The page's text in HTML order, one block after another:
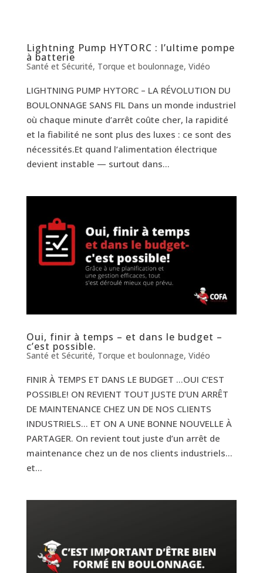
Lightning Pump HYTORC : l’ultime pompe
à batterie
Santé et Sécurité, Torque et boulonnage, Vidéo
LIGHTNING PUMP HYTORC – LA RÉVOLUTION DU
BOULONNAGE SANS FIL Dans un monde industriel
où chaque minute d’arrêt coûte cher, la rapidité
et la fiabilité ne sont plus des luxes : ce sont des
nécessités.Et quand l’alimentation électrique
devient instable — surtout dans...
Oui, finir à temps – et dans le budget –
c’est possible.
Santé et Sécurité, Torque et boulonnage, Vidéo
FINIR À TEMPS ET DANS LE BUDGET …OUI C’EST
POSSIBLE! ON REVIENT TOUT JUSTE D’UN ARRÊT
DE MAINTENANCE CHEZ UN DE NOS CLIENTS
INDUSTRIELS… ET ON A UNE BONNE NOUVELLE À
PARTAGER. On revient tout juste d’un arrêt de
maintenance chez un de nos clients industriels…
et...